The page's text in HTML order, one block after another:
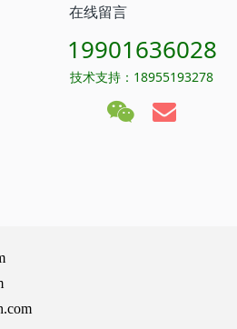
在线留言
19901636028
技术支持：18955193278